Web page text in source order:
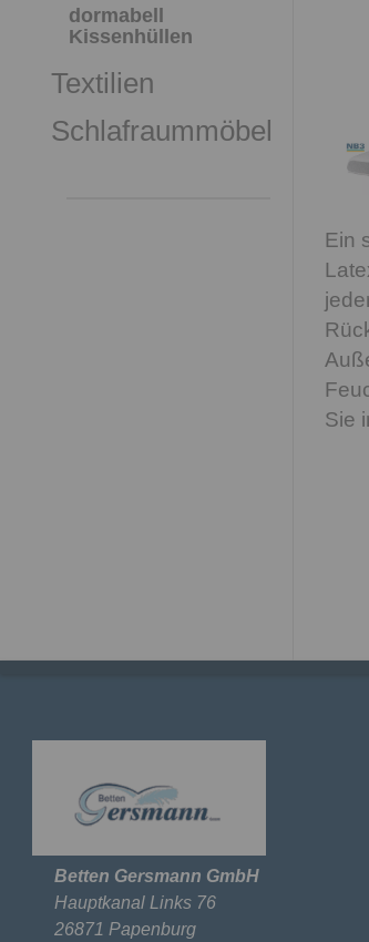
dormabell
Kissenhüllen
Textilien
Schlafraummöbel
Ein
Sie
Betten Gersmann GmbH
Hauptkanal Links 76
26871 Papenburg